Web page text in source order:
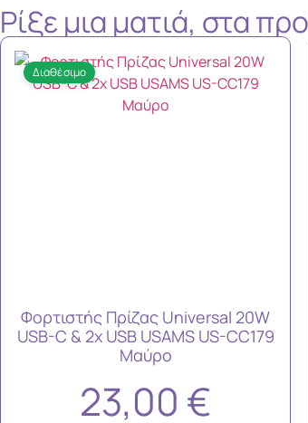
Ρίξε μια ματιά, στα
Διαθέσιμο
Φορτιστής Πρίζας Universal 20W
USB-C & 2x USB USAMS US-CC179
Μαύρο
23,00 €